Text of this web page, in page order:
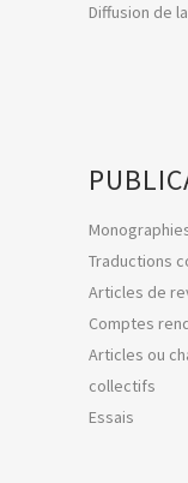
Diffusion de
Traductions
Articles de
Comptes
Articles ou
collectifs
Essais